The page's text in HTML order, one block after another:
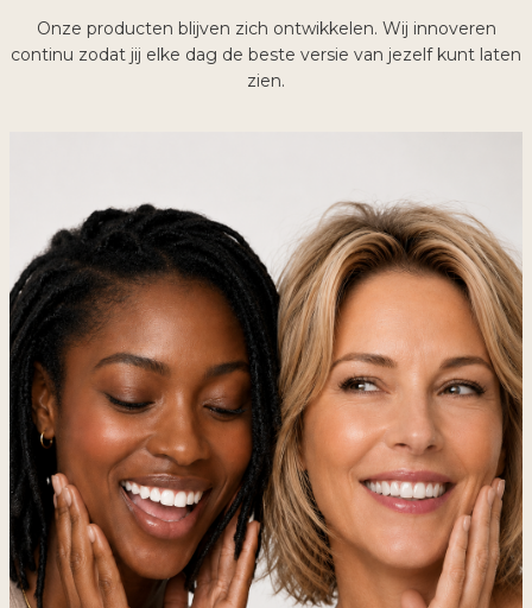
Onze producten blijven zich ontwikkelen. Wij innoveren
continu zodat jij elke dag de beste versie van jezelf kunt laten
zien.